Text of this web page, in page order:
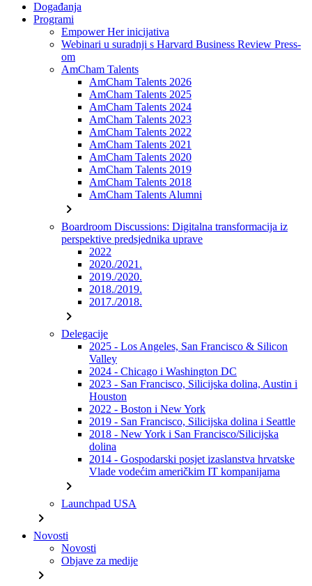
Događanja
Programi
Empower Her inicijativa
Webinari u suradnji s Harvard Business Review Press-
om
AmCham Talents
AmCham Talents 2026
AmCham Talents 2025
AmCham Talents 2024
AmCham Talents 2023
AmCham Talents 2022
AmCham Talents 2021
AmCham Talents 2020
AmCham Talents 2019
AmCham Talents 2018
AmCham Talents Alumni
chevron_right
Boardroom Discussions: Digitalna transformacija iz
perspektive predsjednika uprave
2022
2020./2021.
2019./2020.
2018./2019.
2017./2018.
chevron_right
Delegacije
2025 - Los Angeles, San Francisco & Silicon
Valley
2024 - Chicago i Washington DC
2023 - San Francisco, Silicijska dolina, Austin i
Houston
2022 - Boston i New York
2019 - San Francisco, Silicijska dolina i Seattle
2018 - New York i San Francisco/Silicijska
dolina
2014 - Gospodarski posjet izaslanstva hrvatske
Vlade vodećim američkim IT kompanijama
chevron_right
Launchpad USA
chevron_right
Novosti
Novosti
Objave za medije
chevron_right